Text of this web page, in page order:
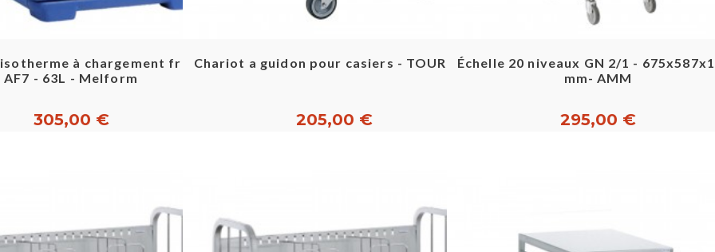
à chargement frontal
AF7 - 63L - Melform
305,00 €
Chariot a guidon pour casiers - TOURNUS
205,00 €
Échelle 20 niveaux GN 2/1 -
mm- AMM
295,00 €